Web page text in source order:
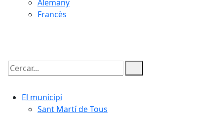
Alemany
Francès
Cercar:
El municipi
Sant Martí de Tous